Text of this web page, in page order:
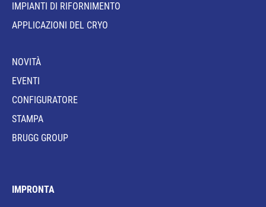
IMPIANTI DI RIFORNIMENTO
APPLICAZIONI DEL CRYO
NOVITÀ
EVENTI
CONFIGURATORE
STAMPA
BRUGG GROUP
IMPRONTA